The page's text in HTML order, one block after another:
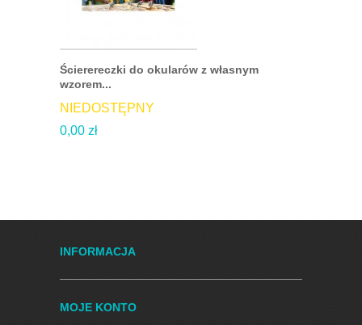
Ścierereczki do okularów z własnym
wzorem...
NIEDOSTĘPNY
0,00 zł
INFORMACJA
MOJE KONTO